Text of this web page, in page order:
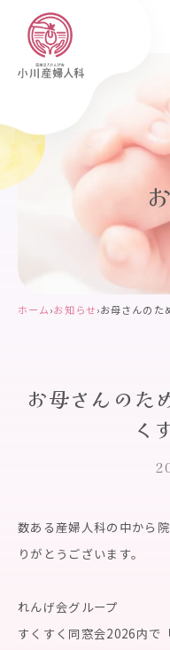
ホーム›お知らせ›お母さんのた
お母さんのた
く
数ある産婦人科の中から
りがとうございます。
れんげ会グループ
すくすく同窓会2026内で